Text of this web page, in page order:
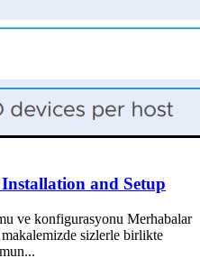
and Setup
ve konfigurasyonu Merhabalar
sizlerle birlikte